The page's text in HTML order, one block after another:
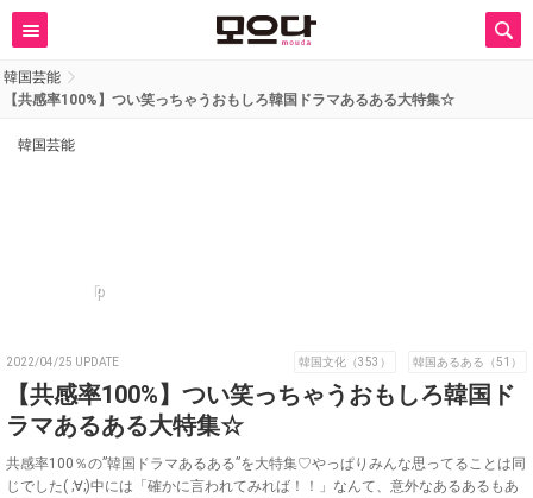
韓国芸能
【共感率100%】つい笑っちゃうおもしろ韓国ドラマあるある大特集☆
韓国芸能
p
2022/04/25 UPDATE 韓国文化（353） 韓国あるある（51）
【共感率100%】つい笑っちゃうおもしろ韓国ド
ラマあるある大特集☆
共感率100％の”韓国ドラマあるある”を大特集♡やっぱりみんな思ってることは同
じでした( ;∀;)中には「確かに言われてみれば！！」なんて、意外なあるあるもあ